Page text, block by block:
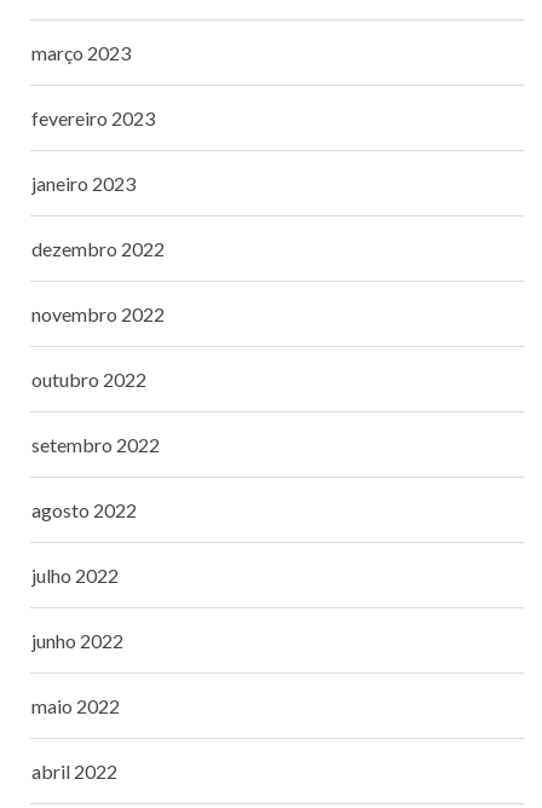
março 2023
fevereiro 2023
janeiro 2023
dezembro 2022
novembro 2022
outubro 2022
setembro 2022
agosto 2022
julho 2022
junho 2022
maio 2022
abril 2022